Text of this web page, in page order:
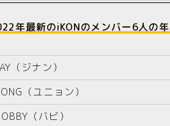
年最新のiKONのメンバー6人の
（ジナン）
（ユニョン）
（バビ）